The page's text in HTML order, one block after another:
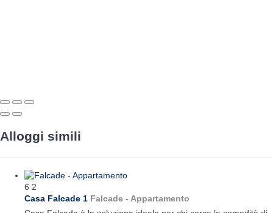
Alloggi simili
6 2
Casa Falcade 1 Falcade - Appartamento